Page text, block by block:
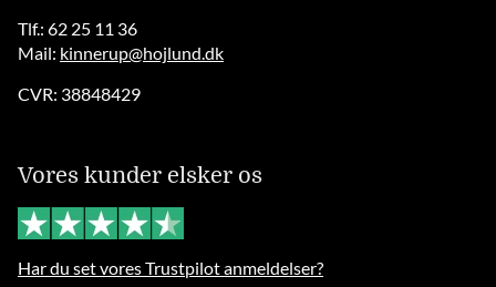
Tlf.: 62 25 11 36
Mail: kinnerup@hojlund.dk
CVR: 38848429
Vores kunder elsker os
Har du set vores Trustpilot anmeldelser?